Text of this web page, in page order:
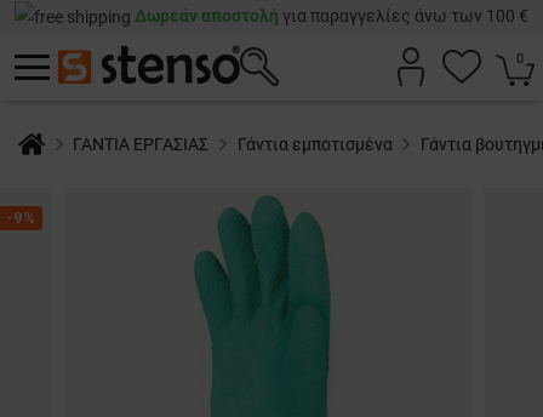
Δωρεάν αποστολή για παραγγελίες άνω των 100 €
0
ΓΑΝΤΙΑ ΕΡΓΑΣΙΑΣ Γάντια εμποτισμένα Γάντια
-9%